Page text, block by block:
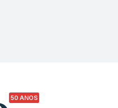
50 ANOS